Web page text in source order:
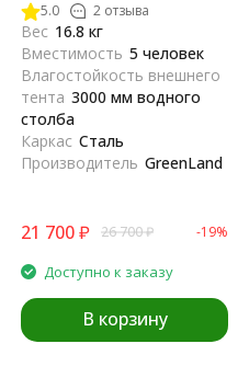
5.0 2 отзыва
Вес 16.8 кг
Вместимость 5 человек
Влагостойкость внешнего
тента 3000 мм водного
столба
Каркас Сталь
Производитель GreenLand
21 700₽ 26 700₽ -19%
Доступно к заказу
В корзину